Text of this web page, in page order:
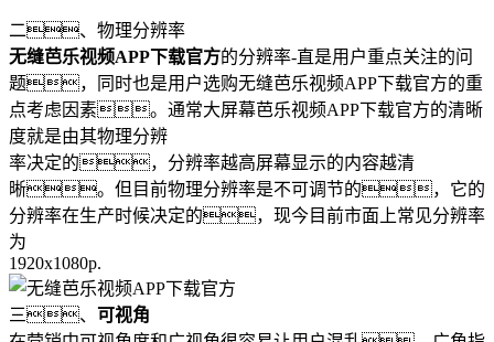
二、物理分辨率
无缝芭乐视频APP下载官方的分辨率-直是用户重点关注的问
题，同时也是用户选购无缝芭乐视频APP下载官方的重
点考虑因素。通常大屏幕芭乐视频APP下载官方的清晰
度就是由其物理分辨
率决定的，分辨率越高屏幕显示的内容越清
晰。但目前物理分辨率是不可调节的，它的
分辨率在生产时候决定的，现今目前市面上常见分辨率
为
1920x1080p.
三、 可视角